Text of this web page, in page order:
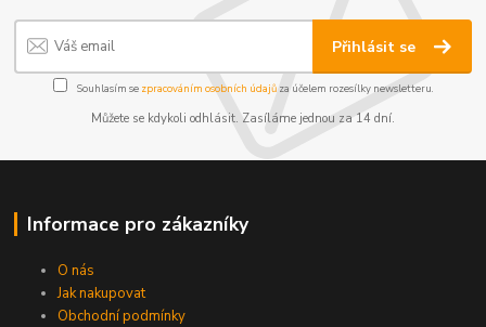
Přihlásit se
Souhlasím se zpracováním osobních údajůza účelem rozesílky newsletteru.
Můžete se kdykoli odhlásit. Zasíláme jednou za 14 dní.
Informace pro zákazníky
O nás
Jak nakupovat
Obchodní podmínky